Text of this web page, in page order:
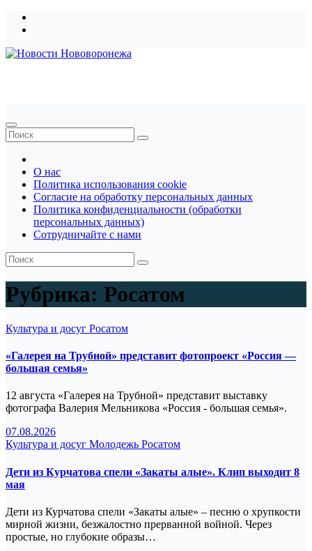
Перейти
О нас
Политика использования cookie
Согласие на обработку персональных данных
Политика конфиденциальности (обработки
персональных данных)
Сотрудничайте с нами
Рубрика: Росатом
Культура и досуг Росатом
«Галерея на Трубной» представит фотопроект «Россия —
большая семья»
12 августа «Галерея на Трубной» представит выставку
фотографа Валерия Мельникова «Россия - большая семья».
07.08.2026
Культура и досуг Молодежь Росатом
Дети из Курчатова спели «Закаты алые». Клип выходит 8
мая
Дети из Курчатова спели «Закаты алые» – песню о хрупкости
мирной жизни, безжалостно прерванной войной. Через
простые, но глубокие образы…